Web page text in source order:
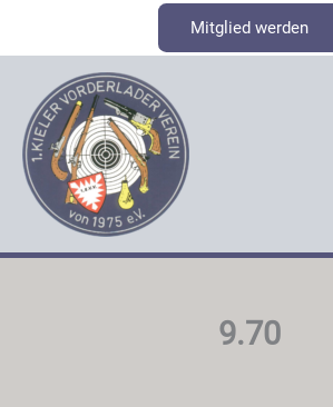
Mitglied werden
9.70